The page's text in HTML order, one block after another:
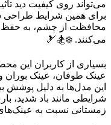
می‌تواند روی کیفیت دید
برای همین شرایط طراحی
محافظت از چشم، به حفظ
می‌کنند. ❄️🏂🎿
بسیاری از کاربران این
عینک طوفان، عینک
این مدل‌ها به دلیل پوشش
شرایطی مانند باد شدید،
زمستانی نسبت به